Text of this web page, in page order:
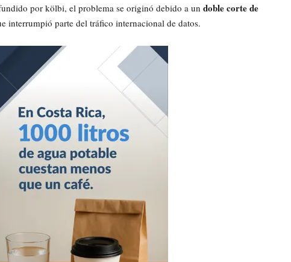
por kölbi, el problema se originó debido a un doble corte de
interrumpió parte del tráfico internacional de datos.